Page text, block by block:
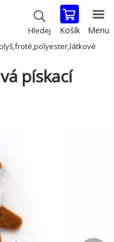
Hledej Košík Menu
pískací